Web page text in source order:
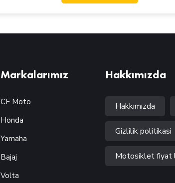
Markalarımız
CF Moto
Honda
Yamaha
Bajaj
Volta
Hakkımızda
Hakkımızda
Gizlilik politikasi
Motosiklet fiyat